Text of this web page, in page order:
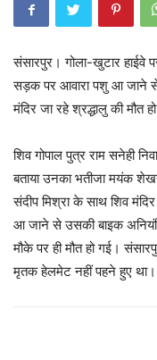
संसारपुर। गोला-खुटार हाईवे
सड़क पर आवारा पशु आ जाने
मंदिर जा रहे श्रद्धालु की मौत
शिव गोपाल पुत्र राम सनेही
बताया उनका भतीजा मयंक
संदीप मिश्रा के साथ शिव
आ जाने से उसकी बाइक
मौके पर ही मौत हो गई।
मृतक हेलमेट नहीं पहने हुए